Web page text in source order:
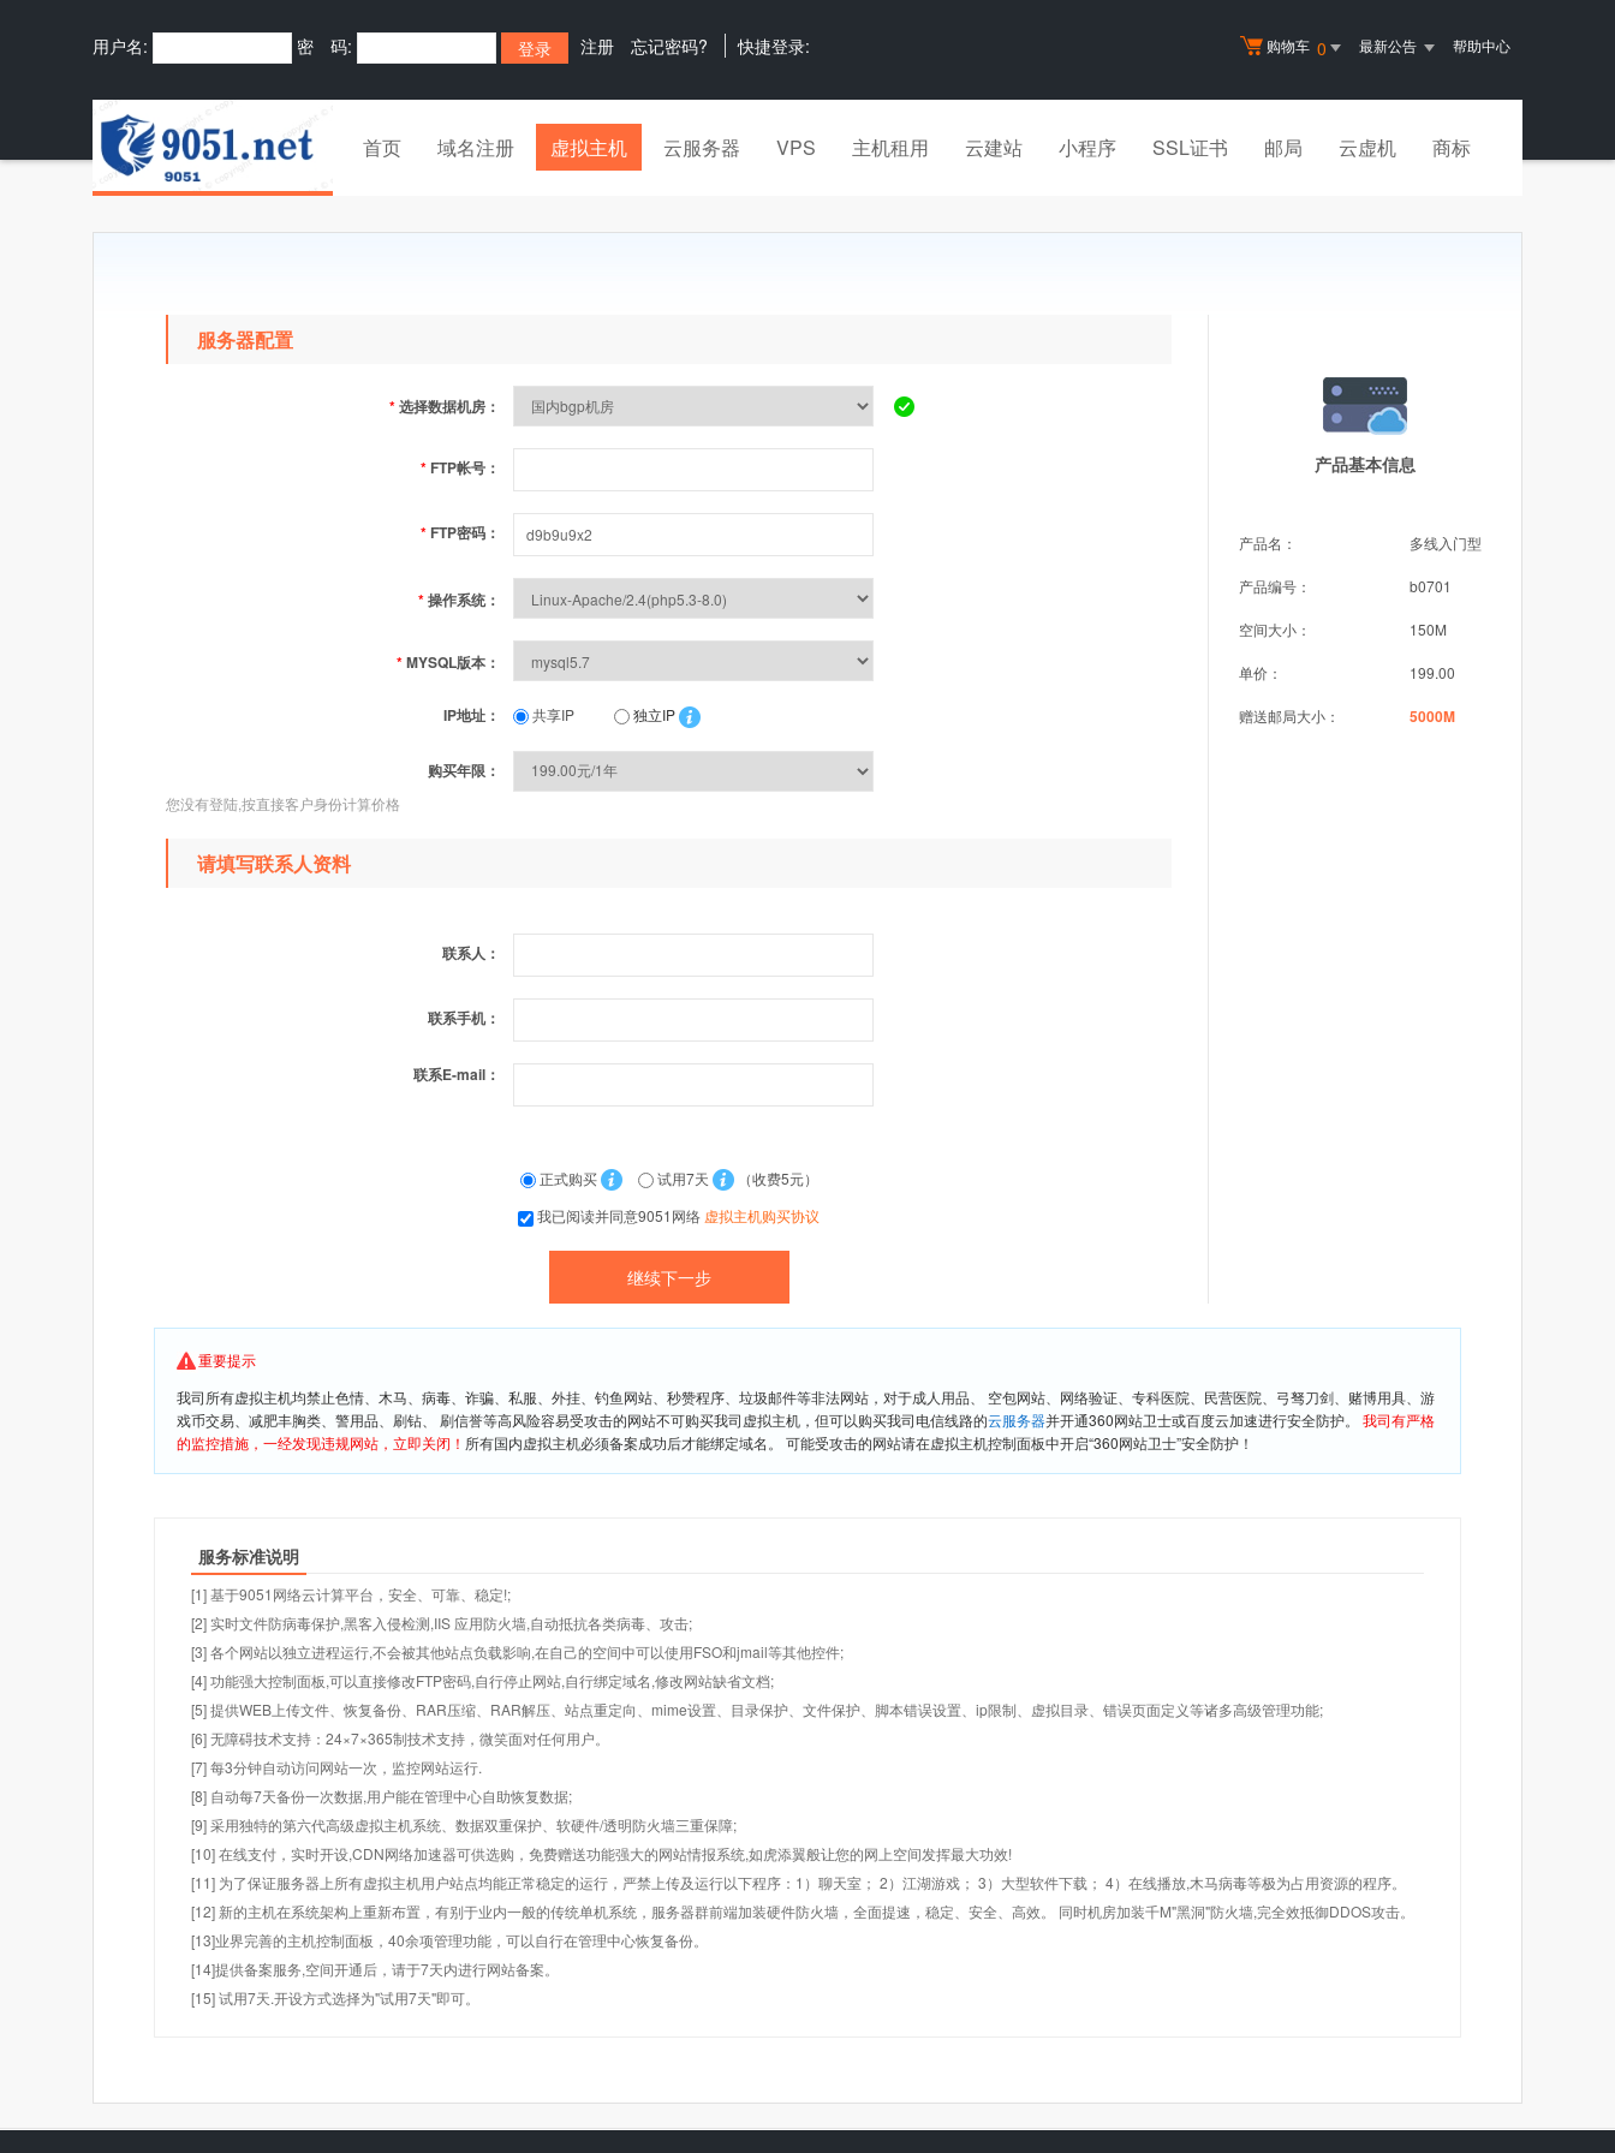
购物车 0 最新公告 帮助中心
用户名: 密 码: 注册 忘记密码? 快捷登录:
首页 域名注册 虚拟主机 云服务器 VPS 主机租用 云建站 小程序 SSL证书 邮局 云虚机 商标
产品基本信息
产品名： 多线入门型
产品编号： b0701
空间大小： 150M
单价： 199.00
赠送邮局大小： 5000M
服务器配置
*选择数据机房：
* FTP帐号：
* FTP密码：
*操作系统：
*MYSQL版本：
IP地址： 共享IP 独立IP
购买年限：
您没有登陆,按直接客户身份计算价格
请填写联系人资料
联系人：
联系手机：
联系E-mail：
正式购买 试用7天
（收费5元）
我已阅读并同意9051网络 虚拟主机购买协议
重要提示
我司所有虚拟主机均禁止色情、木马、病毒、诈骗、私服、外挂、钓鱼网站、秒赞程序、垃圾邮件等非法网站，对于成人用品、 空包网站、网络验证、专科医院、民营医院、弓驽刀剑、赌博用具、游
戏币交易、减肥丰胸类、警用品、刷钻、 刷信誉等高风险容易受攻击的网站不可购买我司虚拟主机，但可以购买我司电信线路的云服务器并开通360网站卫士或百度云加速进行安全防护。 我司有严格
的监控措施，一经发现违规网站，立即关闭！ 所有国内虚拟主机必须备案成功后才能绑定域名。 可能受攻击的网站请在虚拟主机控制面板中开启“360网站卫士”安全防护！
服务标准说明
[1] 基于9051网络云计算平台，安全、可靠、稳定!;
[2] 实时文件防病毒保护,黑客入侵检测,IIS 应用防火墙,自动抵抗各类病毒、攻击;
[3] 各个网站以独立进程运行,不会被其他站点负载影响,在自己的空间中可以使用FSO和jmail等其他控件;
[4] 功能强大控制面板,可以直接修改FTP密码,自行停止网站,自行绑定域名,修改网站缺省文档;
[5] 提供WEB上传文件、恢复备份、RAR压缩、RAR解压、站点重定向、mime设置、目录保护、文件保护、脚本错误设置、ip限制、虚拟目录、错误页面定义等诸多高级管理功能;
[6] 无障碍技术支持：24×7×365制技术支持，微笑面对任何用户。
[7] 每3分钟自动访问网站一次，监控网站运行.
[8] 自动每7天备份一次数据,用户能在管理中心自助恢复数据;
[9] 采用独特的第六代高级虚拟主机系统、数据双重保护、软硬件/透明防火墙三重保障;
[10] 在线支付，实时开设,CDN网络加速器可供选购，免费赠送功能强大的网站情报系统,如虎添翼般让您的网上空间发挥最大功效!
[11] 为了保证服务器上所有虚拟主机用户站点均能正常稳定的运行，严禁上传及运行以下程序：1）聊天室； 2）江湖游戏； 3）大型软件下载； 4）在线播放,木马病毒等极为占用资源的程序。
[12] 新的主机在系统架构上重新布置，有别于业内一般的传统单机系统，服务器群前端加装硬件防火墙，全面提速，稳定、安全、高效。 同时机房加装千M"黑洞"防火墙,完全效抵御DDOS攻击。
[13]业界完善的主机控制面板，40余项管理功能，可以自行在管理中心恢复备份。
[14]提供备案服务,空间开通后，请于7天内进行网站备案。
[15] 试用7天.开设方式选择为"试用7天"即可。